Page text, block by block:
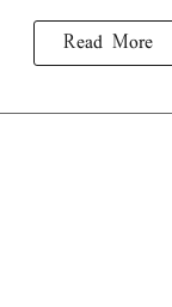
Read More